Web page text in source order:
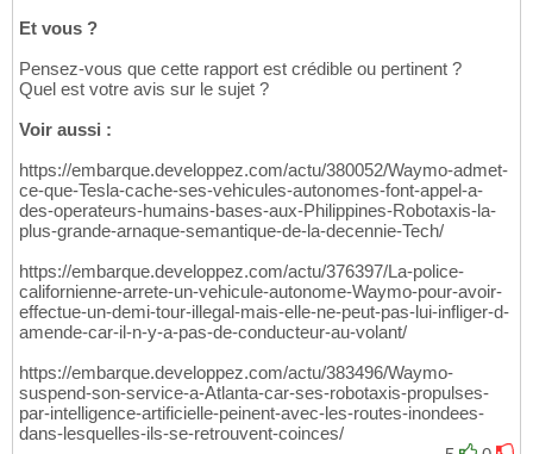
Et vous ?
Pensez-vous que cette rapport est crédible ou pertinent ?
Quel est votre avis sur le sujet ?
Voir aussi :
https://embarque.developpez.com/actu/380052/Waymo-admet-
ce-que-Tesla-cache-ses-vehicules-autonomes-font-appel-a-
des-operateurs-humains-bases-aux-Philippines-Robotaxis-la-
plus-grande-arnaque-semantique-de-la-decennie-Tech/
https://embarque.developpez.com/actu/376397/La-police-
californienne-arrete-un-vehicule-autonome-Waymo-pour-avoir-
effectue-un-demi-tour-illegal-mais-elle-ne-peut-pas-lui-infliger-d-
amende-car-il-n-y-a-pas-de-conducteur-au-volant/
https://embarque.developpez.com/actu/383496/Waymo-
suspend-son-service-a-Atlanta-car-ses-robotaxis-propulses-
par-intelligence-artificielle-peinent-avec-les-routes-inondees-
dans-lesquelles-ils-se-retrouvent-coinces/